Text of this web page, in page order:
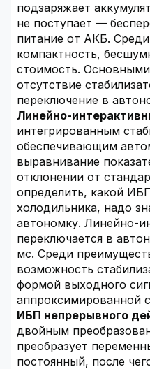
подзаряжает
не поступает —
питание от АКБ.
компактность,
стоимость.
отсутствие
переключение в
Линейно-
интегрированным
обеспечивающим
выравнивание
отклонении от
определить, какой
холодильника, надо
автономку. Линейно-
переключается в
мс. Среди
возможность
формой выходного
аппроксимированной
ИБП непрерывного
двойным
преобразует
постоянный, после